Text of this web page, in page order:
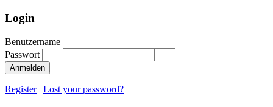
Login
Benutzername
Passwort
Anmelden
Register| Lost your password?